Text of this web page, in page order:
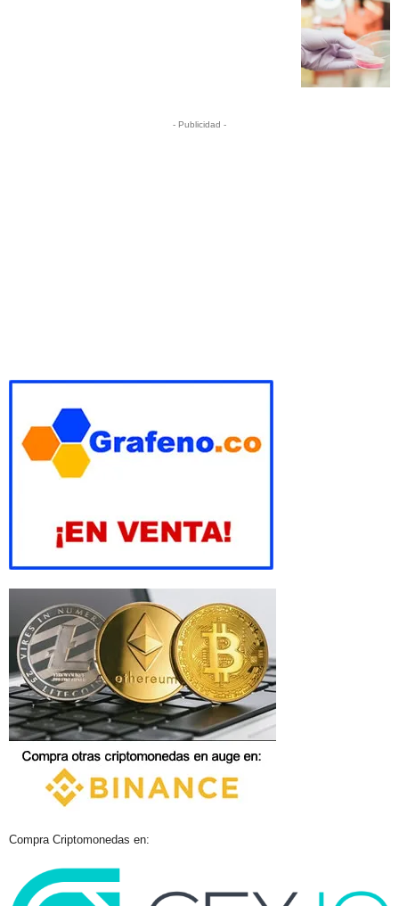
- Publicidad -
Compra Criptomonedas en: